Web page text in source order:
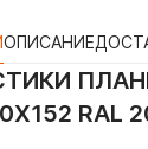
ОПИСАНИЕ
RAL